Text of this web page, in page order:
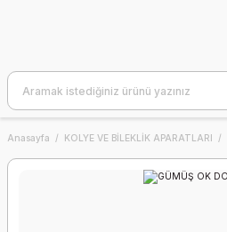
Anasayfa KOLYE VE BİLEKLİK APARATLARI